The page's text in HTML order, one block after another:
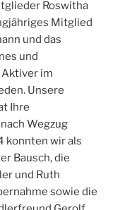
Roswitha
Mitglied
und das
und
im
Unsere
Ihre
Wegzug
konnten wir als
Bausch, die
und Ruth
sowie die